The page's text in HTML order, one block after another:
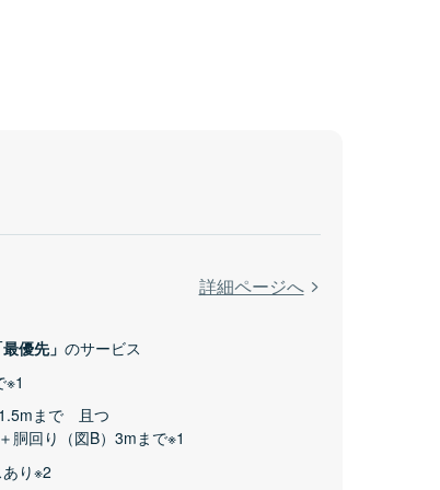
詳細ページへ
優先」 のサービス
※1
まで 且つ
胴回り（図B）3mまで※1
り※2